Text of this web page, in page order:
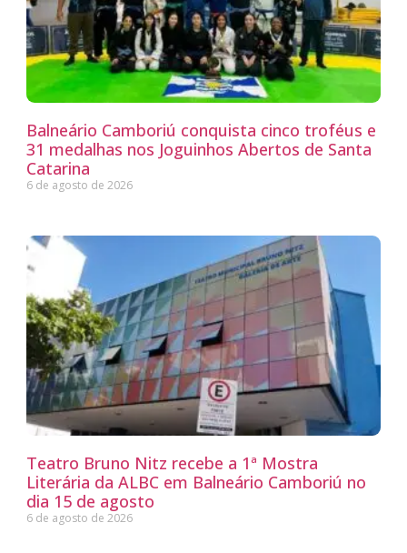
Balneário Camboriú conquista cinco troféus e
31 medalhas nos Joguinhos Abertos de Santa
Catarina
6 de agosto de 2026
Teatro Bruno Nitz recebe a 1ª Mostra
Literária da ALBC em Balneário Camboriú no
dia 15 de agosto
6 de agosto de 2026